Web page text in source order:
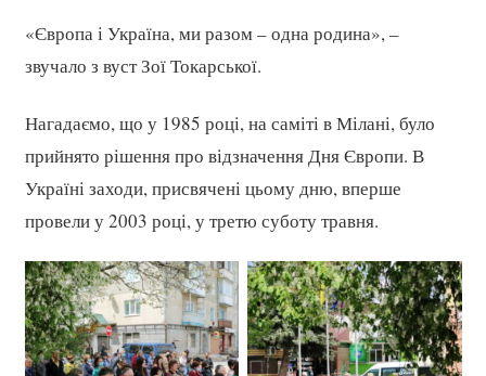
«Європа і Україна, ми разом – одна родина», –
звучало з вуст Зої Токарської.
Нагадаємо, що у 1985 році, на саміті в Мілані, було
прийнято рішення про відзначення Дня Європи. В
Україні заходи, присвячені цьому дню, вперше
провели у 2003 році, у третю суботу травня.